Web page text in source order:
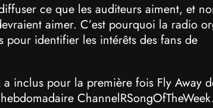
ce que les auditeurs aiment, et
aimer. C’est pourquoi la radio
identifier les intérêts des fans de
a inclus pour la première fois Fly Away
ChannelRSongOfTheWeek.